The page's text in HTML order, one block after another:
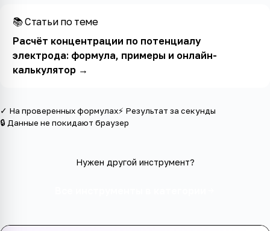
📚 Статьи по теме
Расчёт концентрации по потенциалу
электрода: формула, примеры и онлайн-
калькулятор→
✓ На проверенных формулах⚡ Результат за секунды
🔒 Данные не покидают браузер
Нужен другой инструмент?